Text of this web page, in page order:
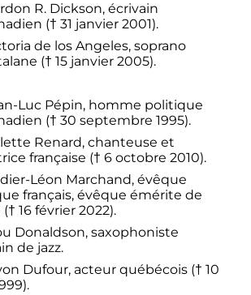
R. Dickson, écrivain
(† 31 janvier 2001).
de los Angeles, soprano
(† 15 janvier 2005).
Luc Pépin, homme politique
(† 30 septembre 1995).
Renard, chanteuse et
française († 6 octobre 2010).
Léon Marchand, évêque
français, évêque émérite de
16 février 2022).
Donaldson, saxophoniste
de jazz.
Dufour, acteur québécois († 10
).